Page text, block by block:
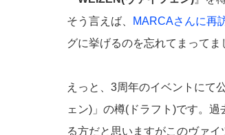
そう言えば、
MARCAさんに再
グに挙げるのを忘れてまって
えっと、3周年のイベントにて
ェン)」の樽(ドラフト)です。
る方だと思いますがこのヴァ